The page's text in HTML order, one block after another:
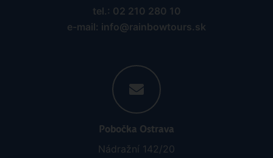
tel.: 02 210 280 10
e-mail: info@rainbowtours.sk
Pobočka Ostrava
Nádražní 142/20